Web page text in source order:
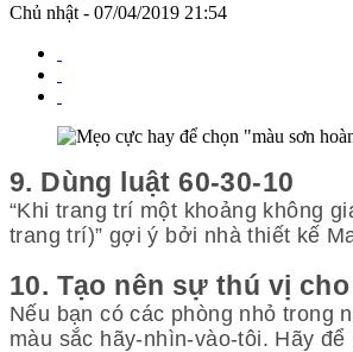
Chủ nhật - 07/04/2019 21:54
9. Dùng luật 60-30-10
“Khi trang trí một khoảng không
trang trí)” gợi ý bởi nhà thiết kế
10. Tạo nên sự thú vị
Nếu bạn có các phòng nhỏ trong
màu sắc hãy-nhìn-vào-tôi. Hãy